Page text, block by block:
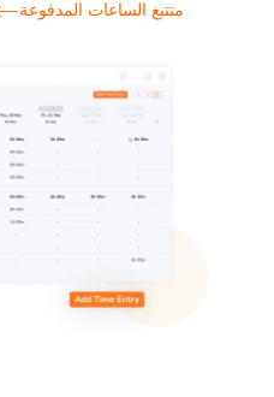
متتبع الساعات المدفوعة